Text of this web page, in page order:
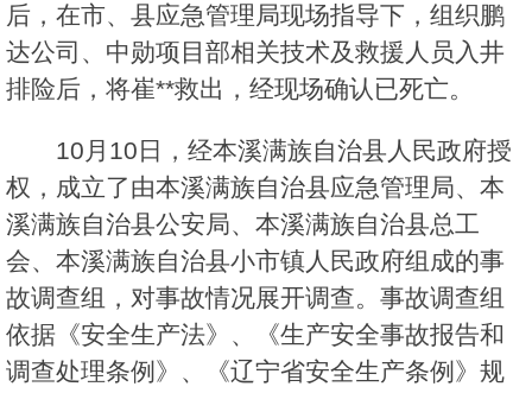
后，在市、县应急管理局现场指导下，组织鹏
达公司、中勋项目部相关技术及救援人员入井
排险后，将崔**救出，经现场确认已死亡。
10月10日，经本溪满族自治县人民政府授
权，成立了由本溪满族自治县应急管理局、本
溪满族自治县公安局、本溪满族自治县总工
会、本溪满族自治县小市镇人民政府组成的事
故调查组，对事故情况展开调查。事故调查组
依据《安全生产法》、《生产安全事故报告和
调查处理条例》、《辽宁省安全生产条例》规